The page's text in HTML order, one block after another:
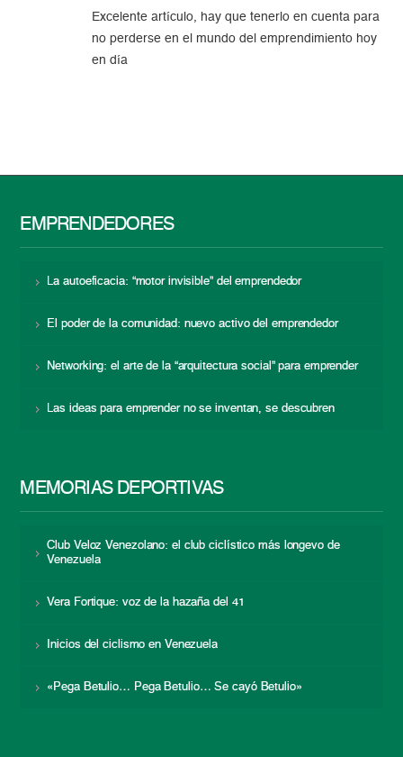
Excelente artículo, hay que tenerlo en cuenta para
no perderse en el mundo del emprendimiento hoy
en día
EMPRENDEDORES
La autoeficacia: “motor invisible” del emprendedor
El poder de la comunidad: nuevo activo del emprendedor
Networking: el arte de la “arquitectura social” para emprender
Las ideas para emprender no se inventan, se descubren
MEMORIAS DEPORTIVAS
Club Veloz Venezolano: el club ciclístico más longevo de
Venezuela
Vera Fortique: voz de la hazaña del 41
Inicios del ciclismo en Venezuela
«Pega Betulio… Pega Betulio… Se cayó Betulio»